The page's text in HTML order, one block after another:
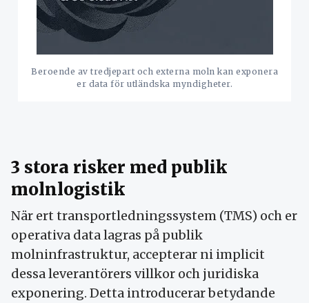
Beroende av tredjepart och externa moln kan exponera
er data för utländska myndigheter.
3 stora risker med publik
molnlogistik
När ert transportledningssystem (TMS) och er
operativa data lagras på publik
molninfrastruktur, accepterar ni implicit
dessa leverantörers villkor och juridiska
exponering. Detta introducerar betydande